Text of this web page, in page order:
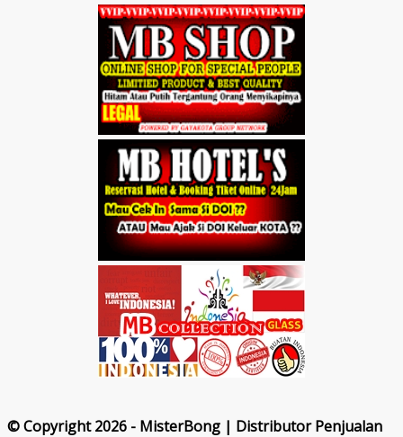
© Copyright 2026 - MisterBong | Distributor Penjualan